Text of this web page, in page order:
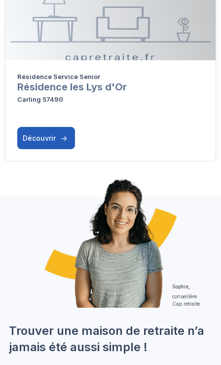
Résidence Service Senior
Résidence les Lys d'Or
Carling 57490
Découvrir
Sophie,
conseillère
Cap retraite
Trouver une maison de retraite n’a
jamais été aussi simple !